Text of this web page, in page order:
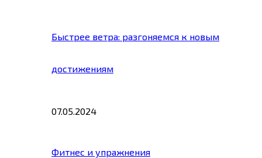
Быстрее ветра: разгоняемся к новым
достижениям
07.05.2024
Фитнес и упражнения